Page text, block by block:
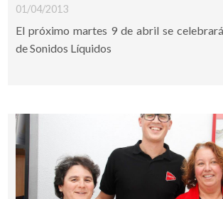
01/04/2013
El próximo martes 9 de abril se
de Sonidos Líquidos